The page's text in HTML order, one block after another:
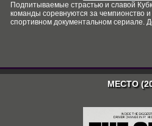
Подпитываемые страстью и славой
команды соревнуются за чемпионство
спортивном документальном сериале.
МЕСТО